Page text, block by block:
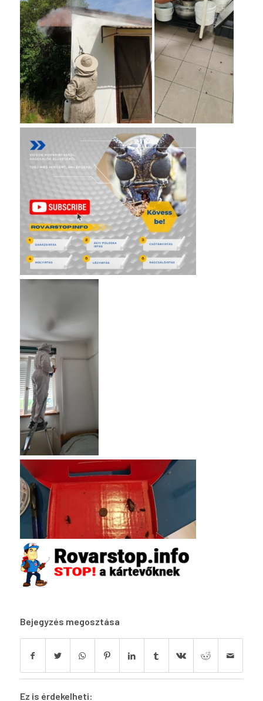
Bejegyzés megosztása
Ez is érdekelheti: